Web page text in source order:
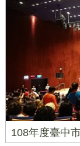
108年度臺中